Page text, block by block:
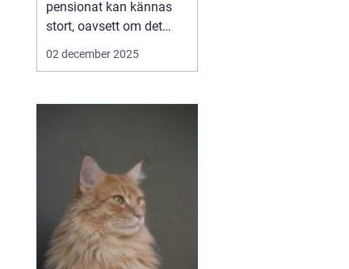
pensionat kan kännas
stort, oavsett om det
gäller en hel semester
runt Norrköping letar
hunden blir...
02 december 2025